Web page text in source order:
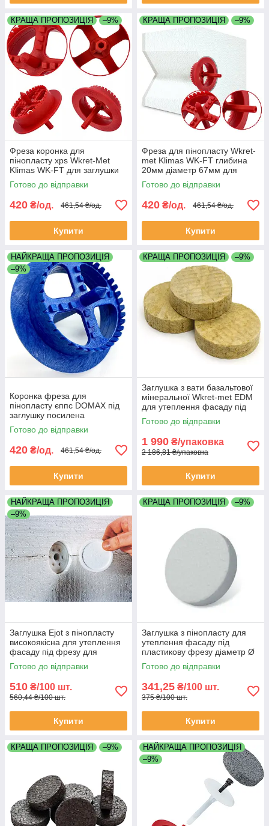
КРАЩА ПРОПОЗИЦІЯ –9%
Фреза коронка для
пінопласту xps Wkret-Met
Klimas WK-FT для заглушки
системи утеплення фасаду
діаметр 67 мм глибина 20 мм
Готово до відправки
420 ₴/од. 461,54 ₴/од.
Купити
КРАЩА ПРОПОЗИЦІЯ –9%
Фреза для пінопласту Wkret-
met Klimas WK-FT глибина
20мм діаметр 67мм для
заглушки з пінопласту систем
утеплення фасаду
Готово до відправки
420 ₴/од. 461,54 ₴/од.
Купити
НАЙКРАЩА ПРОПОЗИЦІЯ
–9%
Коронка фреза для
пінопласту єппс DOMAX під
заглушку посилена
скловолокном ⌀ 67 мм
глибина 20 мм Польща
Готово до відправки
420 ₴/од. 461,54 ₴/од.
Купити
КРАЩА ПРОПОЗИЦІЯ –9%
Заглушка з вати базальтової
мінеральної Wkret-met EDM
для утеплення фасаду під
фрезу діаметр 67мм
товщина 18-20мм упак 200
Готово до відправки
1 990 ₴/упаковка
2 186,81 ₴/упаковка
Купити
НАЙКРАЩА ПРОПОЗИЦІЯ
–9%
Заглушка Ejot з пінопласту
високоякісна для утеплення
фасаду під фрезу для
пінопласту Ø 65 мм товщина
15 мм упаковка 100 штук
Готово до відправки
510 ₴/100 шт.
560,44 ₴/100 шт.
Купити
КРАЩА ПРОПОЗИЦІЯ –9%
Заглушка з пінопласту для
утеплення фасаду під
пластикову фрезу діаметр Ø
67мм товщина 18мм
упаковка 100 штук
Готово до відправки
341,25 ₴/100 шт.
375 ₴/100 шт.
Купити
КРАЩА ПРОПОЗИЦІЯ –9%
НАЙКРАЩА ПРОПОЗИЦІЯ
–9%